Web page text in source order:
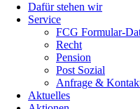
Dafür stehen wir
Service
FCG Formular-
Recht
Pension
Post Sozial
Anfrage &
Aktuelles